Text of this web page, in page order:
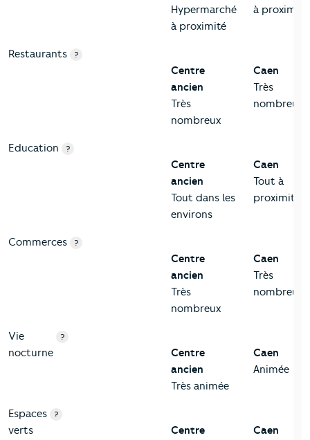
Hypermarché
à proximité
à proximité
Restaurants ?
Centre
ancien
Très
nombreux
Caen
Très
nombreux
Education ?
Centre
ancien
Tout dans les
environs
Caen
Tout à
proximité
Commerces ?
Centre
ancien
Très
nombreux
Caen
Très
nombreux
Vie
nocturne
?
Centre
ancien
Très animée
Caen
Animée
Espaces
verts
?
Centre Caen